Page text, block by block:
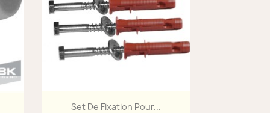
Aperçu rapide
Set De Fixation Pour...